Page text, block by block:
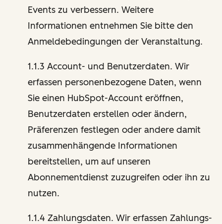
Events zu verbessern. Weitere
Informationen entnehmen Sie bitte den
Anmeldebedingungen der Veranstaltung.
1.1.3 Account- und Benutzerdaten. Wir
erfassen personenbezogene Daten, wenn
Sie einen HubSpot-Account eröffnen,
Benutzerdaten erstellen oder ändern,
Präferenzen festlegen oder andere damit
zusammenhängende Informationen
bereitstellen, um auf unseren
Abonnementdienst zuzugreifen oder ihn zu
nutzen.
1.1.4 Zahlungsdaten. Wir erfassen Zahlungs-